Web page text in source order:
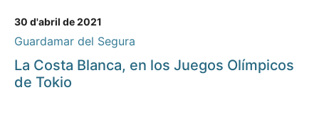
30 d'abril de 2021
Guardamar del Segura
La Costa Blanca, en los Juegos Olímpicos
de Tokio